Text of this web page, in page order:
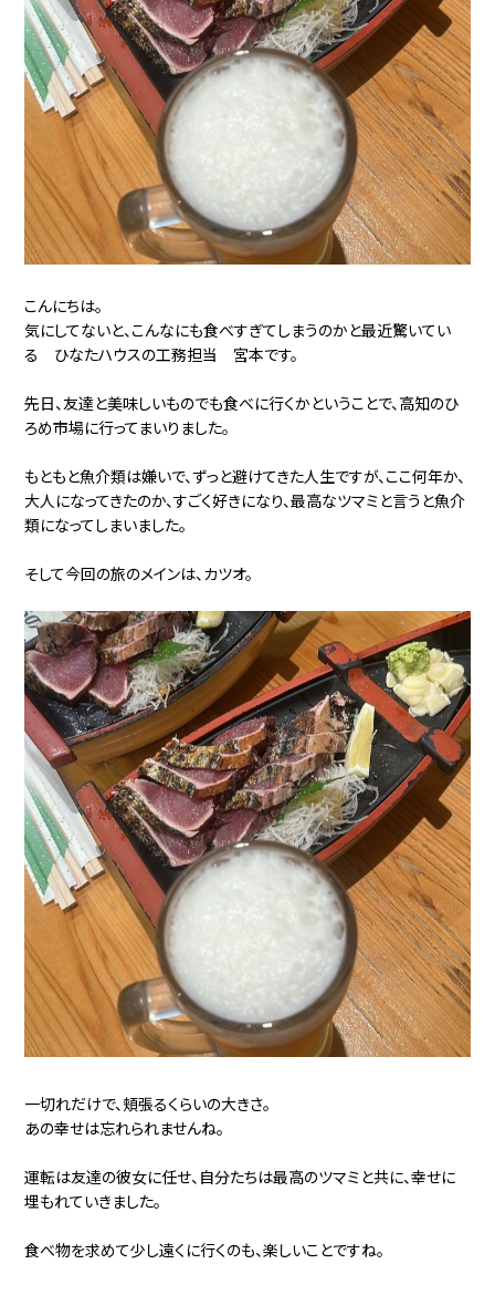
こんにちは。
気にしてないと、こんなにも食べすぎてしまうのかと最近驚いてい
る ひなたハウスの工務担当 宮本です。
先日、友達と美味しいものでも食べに行くかということで、高知のひ
ろめ市場に行ってまいりました。
もともと魚介類は嫌いで、ずっと避けてきた人生ですが、ここ何年か、
大人になってきたのか、すごく好きになり、最高なツマミと言うと魚介
類になってしまいました。
そして今回の旅のメインは、カツオ。
一切れだけで、頬張るくらいの大きさ。
あの幸せは忘れられませんね。
運転は友達の彼女に任せ、自分たちは最高のツマミと共に、幸せに
埋もれていきました。
食べ物を求めて少し遠くに行くのも、楽しいことですね。